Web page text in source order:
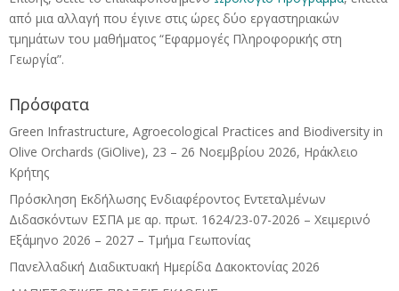
από μια αλλαγή που έγινε στις ώρες δύο εργαστηριακών
τμημάτων του μαθήματος “Εφαρμογές Πληροφορικής στη
Γεωργία”.
Πρόσφατα
Green Infrastructure, Agroecological Practices and Biodiversity in
Olive Orchards (GiOlive), 23 – 26 Νοεμβρίου 2026, Ηράκλειο
Κρήτης
Πρόσκληση Εκδήλωσης Ενδιαφέροντος Εντεταλμένων
Διδασκόντων ΕΣΠΑ με αρ. πρωτ. 1624/23-07-2026 – Χειμερινό
Εξάμηνο 2026 – 2027 – Τμήμα Γεωπονίας
Πανελλαδική Διαδικτυακή Ημερίδα Δακοκτονίας 2026